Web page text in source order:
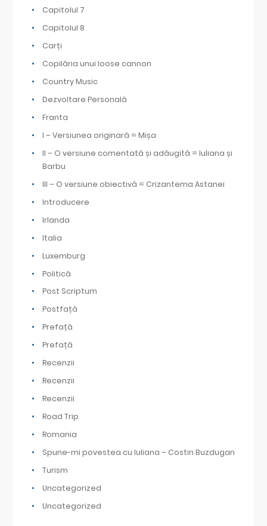
Capitolul 7
Capitolul 8
Carți
Copilăria unui loose cannon
Country Music
Dezvoltare Personală
Franta
I – Versiunea originară = Mișa
II – O versiune comentată și adăugită = Iuliana și
Barbu
III – O versiune obiectivă = Crizantema Astanei
Introducere
Irlanda
Italia
Luxemburg
Politică
Post Scriptum
Postfață
Prefață
Prefață
Recenzii
Recenzii
Recenzii
Road Trip
Romania
Spune-mi povestea cu Iuliana – Costin Buzdugan
Turism
Uncategorized
Uncategorized